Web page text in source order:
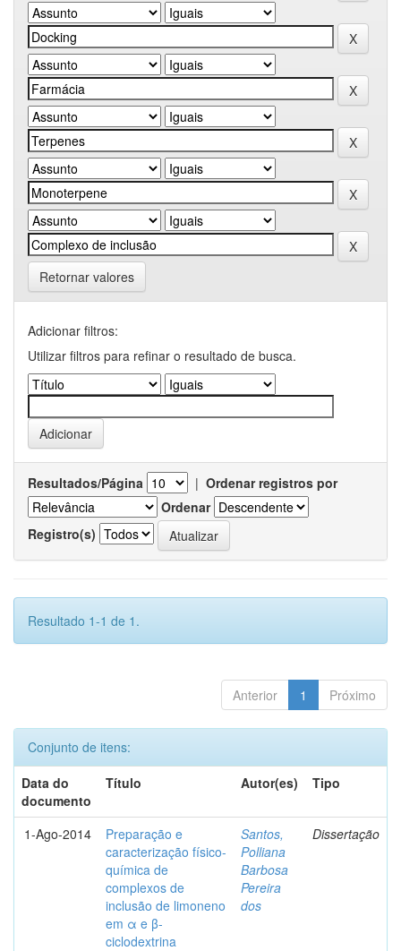
Retornar valores
Adicionar filtros:
Utilizar filtros para refinar o resultado de busca.
Resultados/Página | Ordenar registros por
Ordenar
Registro(s)
Resultado 1-1 de 1.
Anterior 1 Próximo
Conjunto de itens:
Data do
documento
Título Autor(es) Tipo
1-Ago-2014
Preparação e
caracterização físico-
química de
complexos de
inclusão de limoneno
em α e β-
ciclodextrina
Santos,
Polliana
Barbosa
Pereira
dos
Dissertação